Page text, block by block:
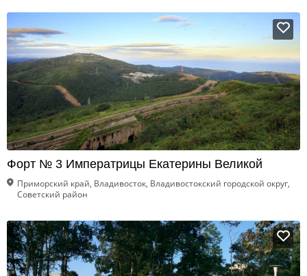
Форт № 3 Императрицы Екатерины Великой
Приморский край, Владивосток, Владивостокский городской округ,
Советский район